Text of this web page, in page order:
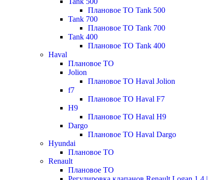
Плановое ТО Tank 500
Tank 700
Плановое ТО Tank 700
Tank 400
Плановое ТО Tank 400
Haval
Плановое ТО
Jolion
Плановое ТО Haval Jolion
f7
Плановое ТО Haval F7
H9
Плановое ТО Haval H9
Dargo
Плановое ТО Haval Dargo
Hyundai
Плановое ТО
Renault
Плановое ТО